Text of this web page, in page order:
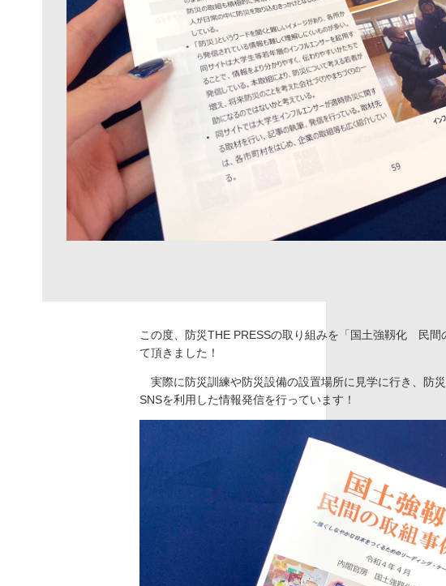
この度、防災THE PRESSの取り組みを「国土強靱化 民間
て頂きました！
実際に防災訓練や防災設備の設置場所に見学に行き、防
SNSを利用した情報発信を行っています！